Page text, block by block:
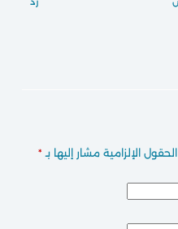
الحقول الإلزامية مشار إليها بـ *